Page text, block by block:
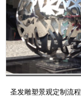
圣发雕塑景观定制流程